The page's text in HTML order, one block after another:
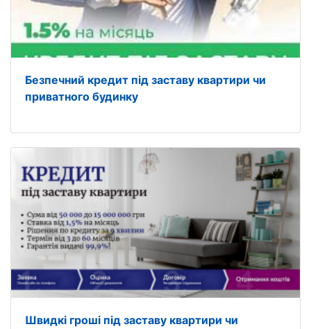
Безпечний кредит під заставу квартири чи
приватного будинку
Швидкі гроші під заставу квартири чи